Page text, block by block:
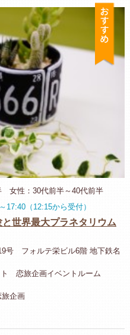
お
女性：30代前半～40代前半
～17:40（12:15から受付）
世界最大プラネタリウム
号 フォルテ栄ビル6階 地下鉄名
ト 恋旅企画イベントルーム
企画